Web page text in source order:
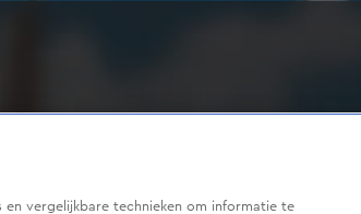
en vergelijkbare technieken om informatie te